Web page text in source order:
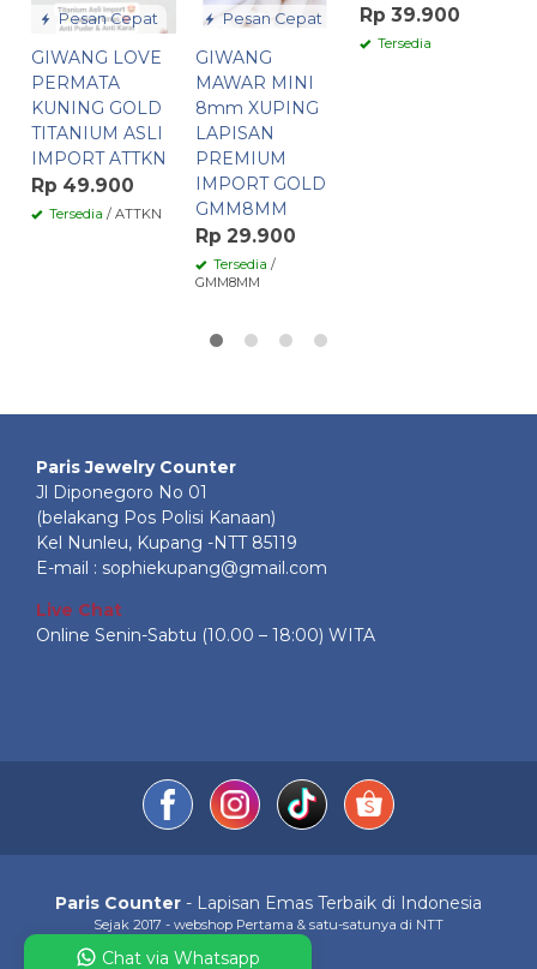
Pesan Cepat
GIWANG LOVE
PERMATA
KUNING GOLD
TITANIUM ASLI
IMPORT ATTKN
Rp 49.900
Tersedia / ATTKN
Pesan Cepat
GIWANG
MAWAR MINI
8mm XUPING
LAPISAN
PREMIUM
IMPORT GOLD
GMM8MM
Rp 29.900
Tersedia /
GMM8MM
Rp 39.900
Tersedia
Paris Jewelry Counter
Jl Diponegoro No 01
(belakang Pos Polisi Kanaan)
Kel Nunleu, Kupang -NTT 85119
E-mail : sophiekupang@gmail.com
Live Chat
Online Senin-Sabtu (10.00 – 18:00) WITA
Paris Counter - Lapisan Emas Terbaik di Indonesia
Sejak 2017 - webshop Pertama & satu-satunya di NTT
Chat via Whatsapp